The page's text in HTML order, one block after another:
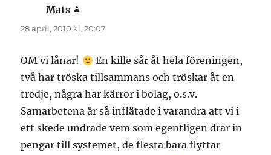
Mats
28 april, 2010 kl. 20:07
OM vi lånar!
En kille sår åt hela föreningen,
två har tröska tillsammans och tröskar åt en
tredje, några har kärror i bolag, o.s.v.
Samarbetena är så inflätade i varandra att vi i
ett skede undrade vem som egentligen drar in
pengar till systemet, de flesta bara flyttar